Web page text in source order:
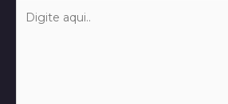
aqui..